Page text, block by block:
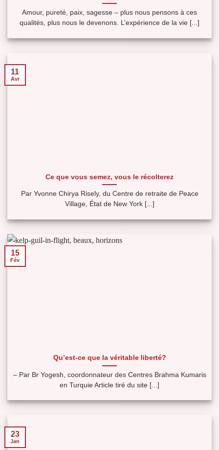
Amour, pureté, paix, sagesse – plus nous pensons à ces
qualités, plus nous le devenons. L’expérience de la vie [...]
Ce que vous semez, vous le récolterez
Par Yvonne Chirya Risely, du Centre de retraite de Peace
Village, État de New York [...]
11
Avr
Qu’est-ce que la véritable liberté?
– Par Br Yogesh, coordonnateur des Centres Brahma Kumaris
en Turquie Article tiré du site [...]
15
Fév
23
Jan